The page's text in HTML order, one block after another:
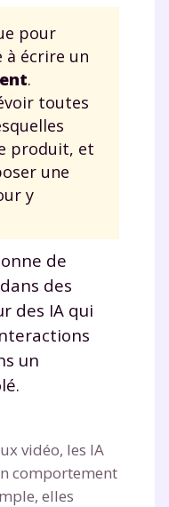
pour
à écrire un
.
toutes
produit, et
une
y
de
des
des IA qui
un
vidéo, les IA
comportement
elles